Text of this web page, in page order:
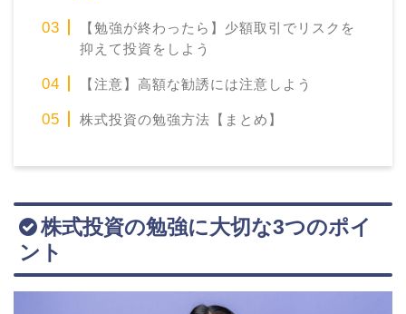
【勉強が終わったら】少額取引でリスクを
抑えて投資をしよう
【注意】高額な勧誘には注意しよう
株式投資の勉強方法【まとめ】
株式投資の勉強に大切な3つのポイ
ント